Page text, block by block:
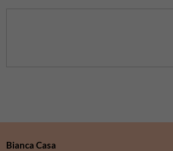
Bianca Casa